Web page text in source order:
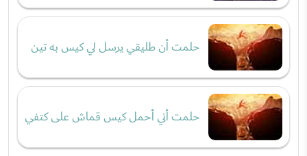
حلمت أن طليقي يرسل لي كيس به تين
حلمت أني أحمل كيس قماش على كتفي